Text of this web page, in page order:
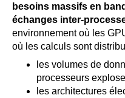
besoins massifs en
échanges
environnement où les
où les calculs sont
les volumes de
processeurs
les architectures